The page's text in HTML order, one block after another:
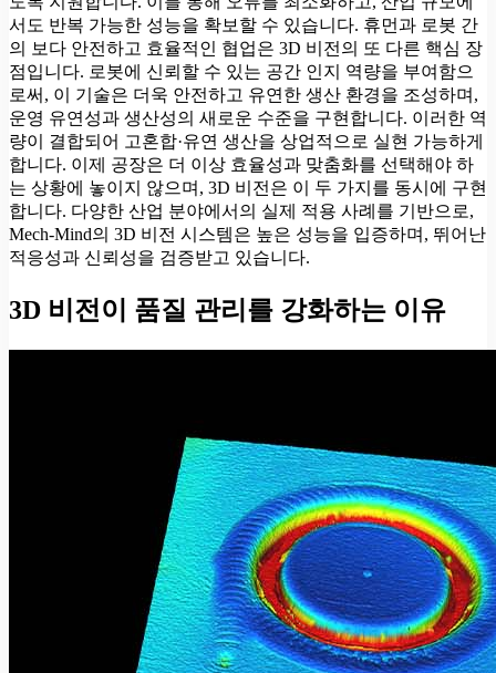
서도 반복 가능한 성능을 확보할 수 있습니다. 휴먼과 로봇 간
의 보다 안전하고 효율적인 협업은 3D 비전의 또 다른 핵심 장
점입니다. 로봇에 신뢰할 수 있는 공간 인지 역량을 부여함으
로써, 이 기술은 더욱 안전하고 유연한 생산 환경을 조성하며,
운영 유연성과 생산성의 새로운 수준을 구현합니다. 이러한 역
량이 결합되어 고혼합·유연 생산을 상업적으로 실현 가능하게
합니다. 이제 공장은 더 이상 효율성과 맞춤화를 선택해야 하
는 상황에 놓이지 않으며, 3D 비전은 이 두 가지를 동시에 구현
합니다. 다양한 산업 분야에서의 실제 적용 사례를 기반으로,
Mech-Mind의 3D 비전 시스템은 높은 성능을 입증하며, 뛰어난
적응성과 신뢰성을 검증받고 있습니다.
3D 비전이 품질 관리를 강화하는 이유